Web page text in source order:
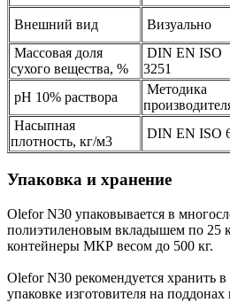
Внешний вид Визуально
Массовая доля
сухого вещества, %
DIN EN ISO
3251
рН 10% раствора
Методика
Насыпная
плотность, кг/м3
DIN EN ISO
Упаковка и хранение
Olefor N30 упаковывается в
полиэтиленовым вкладышем по 25
контейнеры МКР весом до 500 кг.
Olefor N30 рекомендуется хранить
упаковке изготовителя на